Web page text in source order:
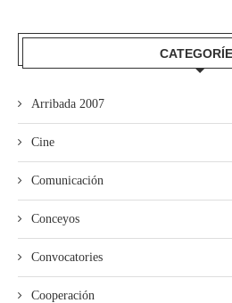
Arribada 2007
Cine
Comunicación
Conceyos
Convocatories
Cooperación